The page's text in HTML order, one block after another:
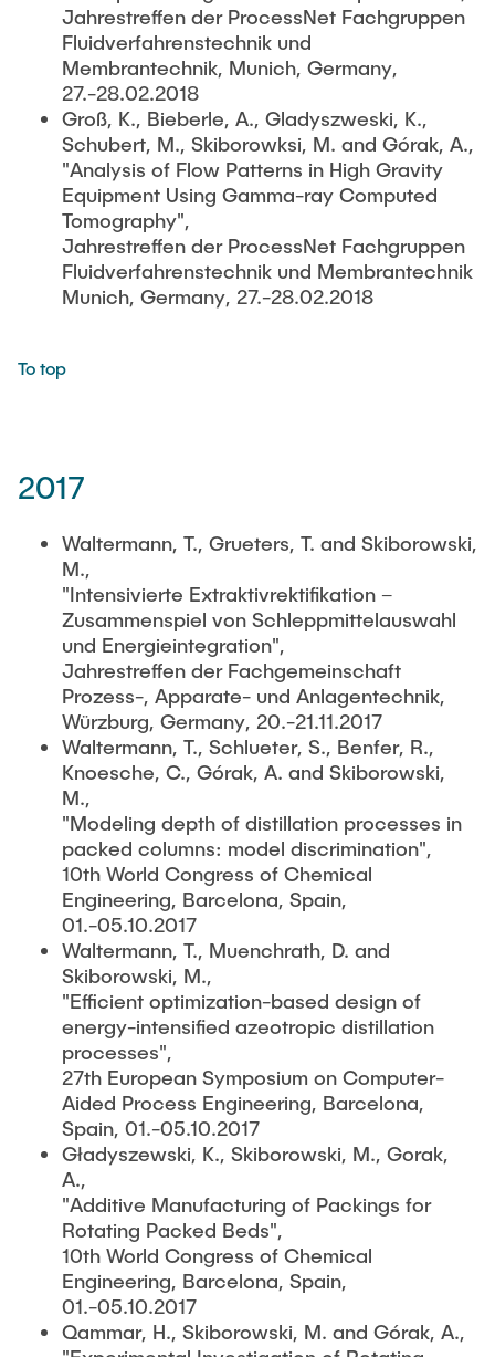
Jahrestreffen der ProcessNet Fachgruppen
Fluidverfahrenstechnik und
Membrantechnik, Munich, Germany,
27.-28.02.2018
Groß, K., Bieberle, A., Gladyszweski, K.,
Schubert, M., Skiborowksi, M. and Górak, A.,
"Analysis of Flow Patterns in High Gravity
Equipment Using Gamma-ray Computed
Tomography",
Jahrestreffen der ProcessNet Fachgruppen
Fluidverfahrenstechnik und Membrantechnik
Munich, Germany, 27.-28.02.2018
To top
2017
Waltermann, T., Grueters, T. and Skiborowski,
M.,
"Intensivierte Extraktivrektifikation –
Zusammenspiel von Schleppmittelauswahl
und Energieintegration",
Jahrestreffen der Fachgemeinschaft
Prozess-, Apparate- und Anlagentechnik,
Würzburg, Germany, 20.-21.11.2017
Waltermann, T., Schlueter, S., Benfer, R.,
Knoesche, C., Górak, A. and Skiborowski,
M.,
"Modeling depth of distillation processes in
packed columns: model discrimination",
10th World Congress of Chemical
Engineering, Barcelona, Spain,
01.-05.10.2017
Waltermann, T., Muenchrath, D. and
Skiborowski, M.,
"Efficient optimization-based design of
energy-intensified azeotropic distillation
processes",
27th European Symposium on Computer-
Aided Process Engineering, Barcelona,
Spain, 01.-05.10.2017
Gładyszewski, K., Skiborowski, M., Gorak,
A.,
"Additive Manufacturing of Packings for
Rotating Packed Beds",
10th World Congress of Chemical
Engineering, Barcelona, Spain,
01.-05.10.2017
Qammar, H., Skiborowski, M. and Górak, A.,